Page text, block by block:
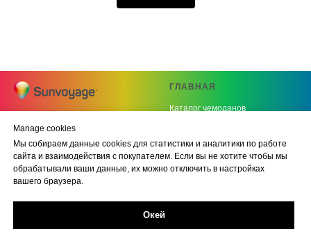
Manage cookies
Мы собираем данные cookies для статистики и аналитики по работе
сайта и взаимодействия с покупателем. Если вы не хотите чтобы мы
обрабатывали ваши данные, их можно отключить в настройках
вашего браузера.
Окей
© 2026 Sunvoyage
Все права защищены
ГЛАВНАЯ
Каталог чемоданов
Серия ABS
Серия Полипропилен
КОНТАКТЫ